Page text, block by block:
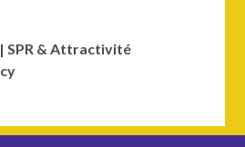
SPR & Attractivité